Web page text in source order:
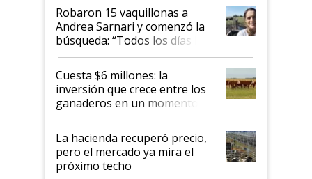
Robaron 15 vaquillonas a
Andrea Sarnari y comenzó la
búsqueda: “Todos los días le
toca a algún productor”
Cuesta $6 millones: la
inversión que crece entre los
ganaderos en un momento
histórico para la actividad
La hacienda recuperó precio,
pero el mercado ya mira el
próximo techo